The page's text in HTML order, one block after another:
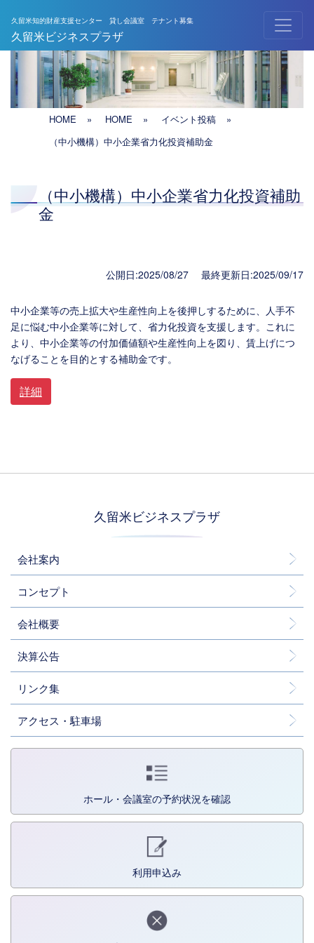
メインナビゲーション
久留米知的財産支援センター 貸し会議室 テナント募集
久留米ビジネスプラザ
HOME » HOME » イベント投稿
»
（中小機構）中小企業省力化投資補助金
（中小機構）中小企業省力化投資補助
金
公開日:2025/08/27 最終更新日:2025/09/17
中小企業等の売上拡大や生産性向上を後押しするために、人手不
足に悩む中小企業等に対して、省力化投資を支援します。これに
より、中小企業等の付加価値額や生産性向上を図り、賃上げにつ
なげることを目的とする補助金です。
詳細
久留米ビジネスプラザ
会社案内
コンセプト
会社概要
決算公告
リンク集
アクセス・駐車場
ホール・会議室の予約状況を確認
利用申込み